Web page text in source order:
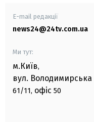
E-mail редакції
news24@24tv.com.ua
Ми тут:
м.Київ,
вул. Володимирська
61/11, офіс 50